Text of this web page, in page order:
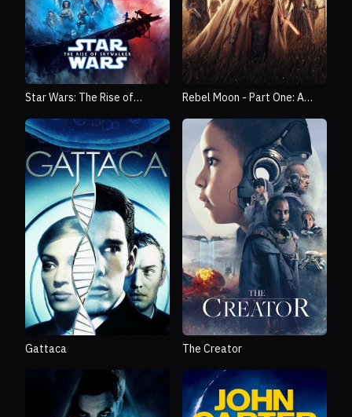
Star Wars: The Rise of
Rebel Moon - Part One: A
Gattaca The Creator